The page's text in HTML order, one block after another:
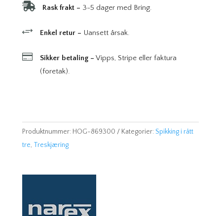
antall
 Rask frakt – 3-5 dager med Bring.
+ Enkel retur – Uansett årsak.
 Sikker betaling – Vipps, Stripe eller faktura
(foretak).
Produktnummer: HOG-869300 Kategorier: Spikking i rått
tre, Treskjæring